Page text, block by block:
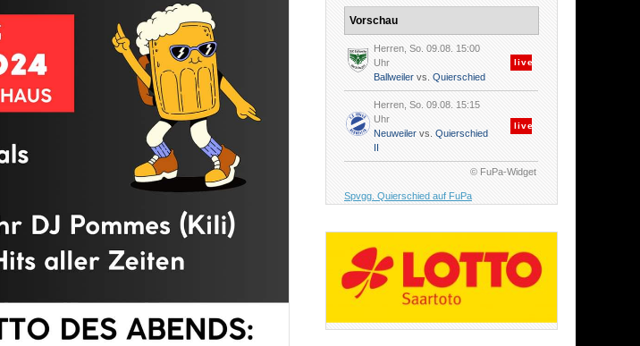
Vorschau
Herren, So. 09.08. 15:00
Uhr
Ballweiler vs. Quierschied
live
Herren, So. 09.08. 15:15
Uhr
Neuweiler vs. Quierschied
II
live
© FuPa-Widget
Spvgg. Quierschied auf FuPa